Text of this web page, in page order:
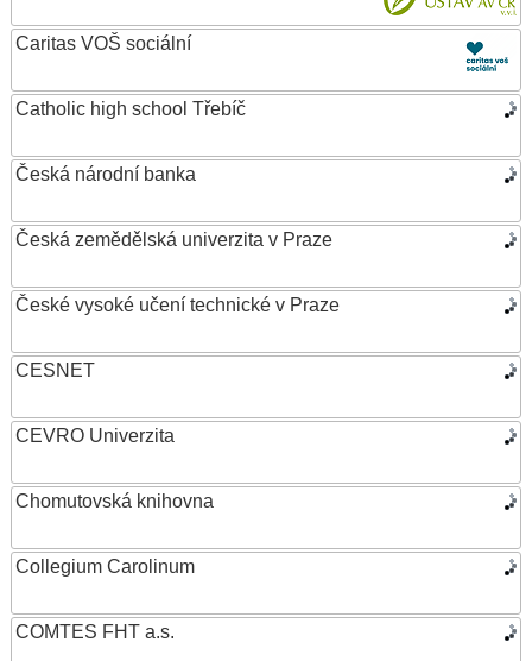
Caritas VOŠ sociální
Catholic high school Třebíč
Česká národní banka
Česká zemědělská univerzita v Praze
České vysoké učení technické v Praze
CESNET
CEVRO Univerzita
Chomutovská knihovna
Collegium Carolinum
COMTES FHT a.s.